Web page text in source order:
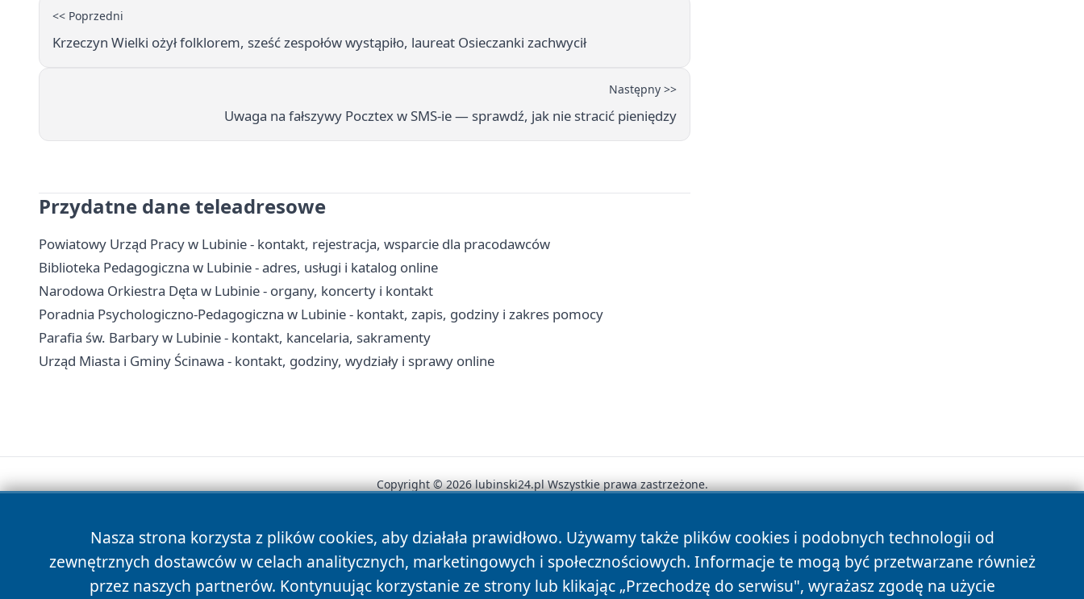
<< Poprzedni
Krzeczyn Wielki ożył folklorem, sześć zespołów wystąpiło, laureat Osieczanki zachwycił
Następny >>
Uwaga na fałszywy Pocztex w SMS-ie — sprawdź, jak nie stracić pieniędzy
Przydatne dane teleadresowe
Powiatowy Urząd Pracy w Lubinie - kontakt, rejestracja, wsparcie dla pracodawców
Biblioteka Pedagogiczna w Lubinie - adres, usługi i katalog online
Narodowa Orkiestra Dęta w Lubinie - organy, koncerty i kontakt
Poradnia Psychologiczno-Pedagogiczna w Lubinie - kontakt, zapis, godziny i zakres pomocy
Parafia św. Barbary w Lubinie - kontakt, kancelaria, sakramenty
Urząd Miasta i Gminy Ścinawa - kontakt, godziny, wydziały i sprawy online
Nasza strona korzysta z plików cookies, aby działała prawidłowo. Używamy także plików cookies i podobnych technologii od
zewnętrznych dostawców w celach analitycznych, marketingowych i społecznościowych. Informacje te mogą być przetwarzane również
przez naszych partnerów. Kontynuując korzystanie ze strony lub klikając „Przechodzę do serwisu", wyrażasz zgodę na użycie
Copyright © 2026 lubinski24.pl Wszystkie prawa zastrzeżone.
News Autorzy Polityka Prywatności Polityka Cookies